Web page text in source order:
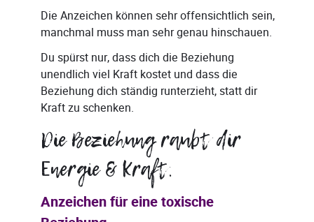
Die Anzeichen können sehr offensichtlich sein,
manchmal muss man sehr genau hinschauen.
Du spürst nur, dass dich die Beziehung
unendlich viel Kraft kostet und dass die
Beziehung dich ständig runterzieht, statt dir
Kraft zu schenken.
Die Beziehung raubt dir
Energie & Kraft.
Anzeichen für eine toxische